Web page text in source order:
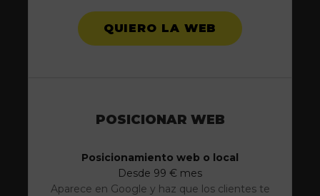
QUIERO LA WEB
POSICIONAR WEB
Posicionamiento web o local
Desde 99 € mes
Aparece en Google y haz que los clientes te